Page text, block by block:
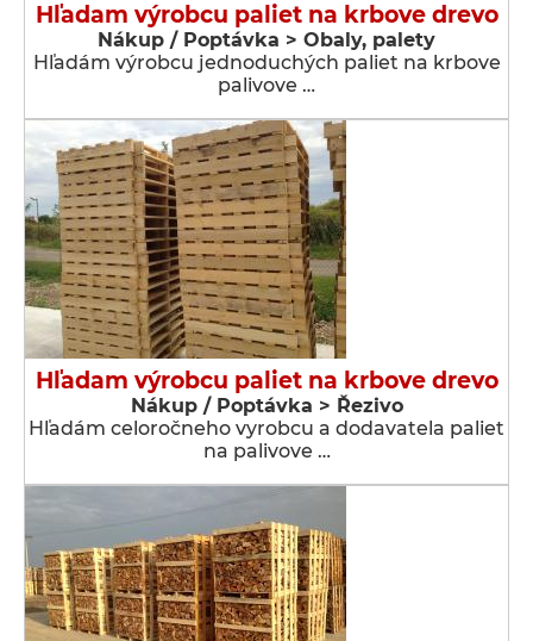
Hľadam výrobcu paliet na krbove drevo
Nákup / Poptávka > Obaly, palety
Hľadám výrobcu jednoduchých paliet na krbove
palivove …
Hľadam výrobcu paliet na krbove drevo
Nákup / Poptávka > Řezivo
Hľadám celoročneho vyrobcu a dodavatela paliet
na palivove …